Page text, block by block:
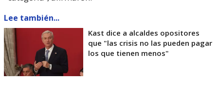
Lee también...
Kast dice a alcaldes opositores
que "las crisis no las pueden pagar
los que tienen menos"